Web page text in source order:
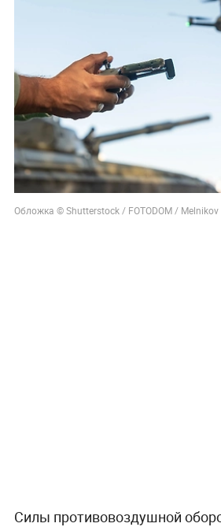
Обложка © Shutterstock / FOTODOM /
Силы противовоздушной